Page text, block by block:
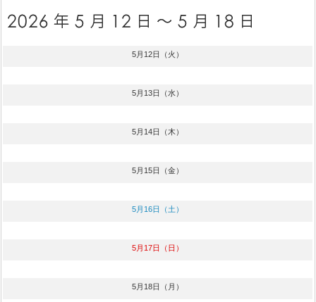
5月12日（火）
5月13日（水）
5月14日（木）
5月15日（金）
5月16日（土）
5月17日（日）
5月18日（月）